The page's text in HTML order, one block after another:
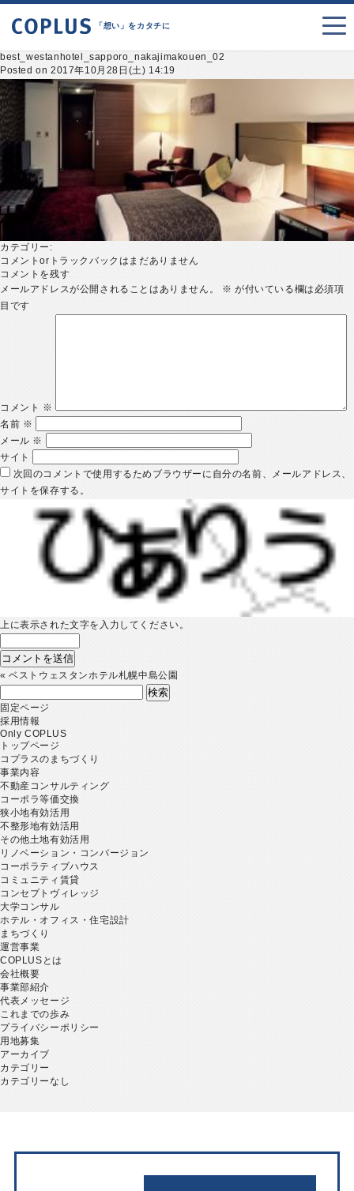
「想い」をカタチに
best_westanhotel_sapporo_nakajimakouen_02
Posted on 2017年10月28日(土) 14:19
カテゴリー:
コメントorトラックバックはまだありません
コメントを残す
メールアドレスが公開されることはありません。
※ が付いている欄は必須項
目です
コメント ※
名前 ※
メール ※
サイト
次回のコメントで使用するためブラウザーに自分の名前、メールアドレス、
サイトを保存する。
上に表示された文字を入力してください。
«ベストウェスタンホテル札幌中島公園
索:
固定ページ
採用情報
Only COPLUS
トップページ
コプラスのまちづくり
事業内容
不動産コンサルティング
コーポラ等価交換
狭小地有効活用
不整形地有効活用
その他土地有効活用
リノベーション・コンバージョン
コーポラティブハウス
コミュニティ賃貸
コンセプトヴィレッジ
大学コンサル
ホテル・オフィス・住宅設計
まちづくり
運営事業
COPLUSとは
会社概要
事業部紹介
代表メッセージ
これまでの歩み
プライバシーポリシー
用地募集
アーカイブ
カテゴリー
カテゴリーなし